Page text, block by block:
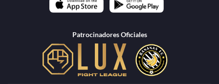
Patrocinadores Oficiales